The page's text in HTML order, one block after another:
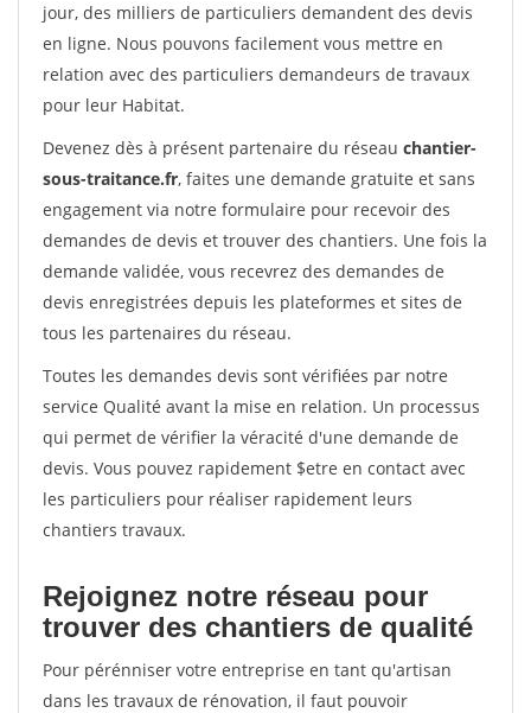
jour, des milliers de particuliers demandent des devis
en ligne. Nous pouvons facilement vous mettre en
relation avec des particuliers demandeurs de travaux
pour leur Habitat.
Devenez dès à présent partenaire du réseau chantier-
sous-traitance.fr, faites une demande gratuite et sans
engagement via notre formulaire pour recevoir des
demandes de devis et trouver des chantiers. Une fois la
demande validée, vous recevrez des demandes de
devis enregistrées depuis les plateformes et sites de
tous les partenaires du réseau.
Toutes les demandes devis sont vérifiées par notre
service Qualité avant la mise en relation. Un processus
qui permet de vérifier la véracité d'une demande de
devis. Vous pouvez rapidement $etre en contact avec
les particuliers pour réaliser rapidement leurs
chantiers travaux.
Rejoignez notre réseau pour
trouver des chantiers de qualité
Pour pérénniser votre entreprise en tant qu'artisan
dans les travaux de rénovation, il faut pouvoir